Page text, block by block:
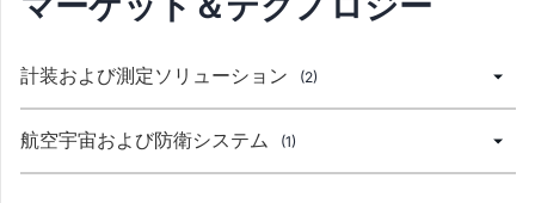
計装および測定ソリューション (2)
航空宇宙および防衛システム (1)